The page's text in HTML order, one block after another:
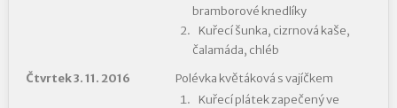
bramborové knedlíky
Kuřecí šunka, cizrnová kaše,
čalamáda, chléb
Čtvrtek 3. 11. 2016
Polévka květáková s vajíčkem
Kuřecí plátek zapečený ve